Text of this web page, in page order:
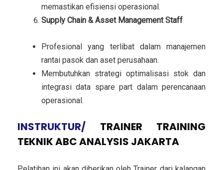
memastikan efisiensi operasional.
Supply Chain & Asset Management Staff
Profesional yang terlibat dalam manajemen
rantai pasok dan aset perusahaan.
Membutuhkan strategi optimalisasi stok dan
integrasi data spare part dalam perencanaan
operasional.
INSTRUKTUR/ TRAINER TRAINING
TEKNIK ABC ANALYSIS JAKARTA